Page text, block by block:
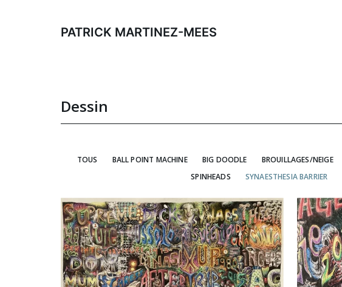
PATRICK MARTINEZ-MEES
Dessin
TOUS BALL POINT MACHINE BIG DOODLE BROUILLAGES/NEIGE
SPINHEADS
SYNAESTHESIA BARRIER